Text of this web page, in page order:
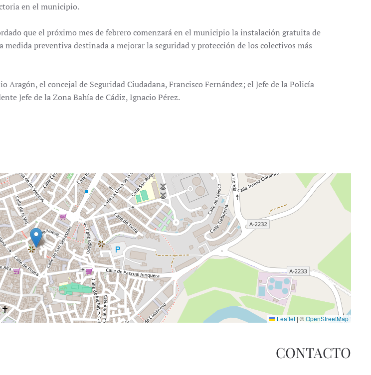
en el municipio.
que el próximo mes de febrero comenzará en el municipio la instalación gratuita de
preventiva destinada a mejorar la seguridad y protección de los colectivos más
el concejal de Seguridad Ciudadana, Francisco Fernández; el Jefe de la Policía
Jefe de la Zona Bahía de Cádiz, Ignacio Pérez.
Leaflet | ©OpenStreetMap
CONTACTO